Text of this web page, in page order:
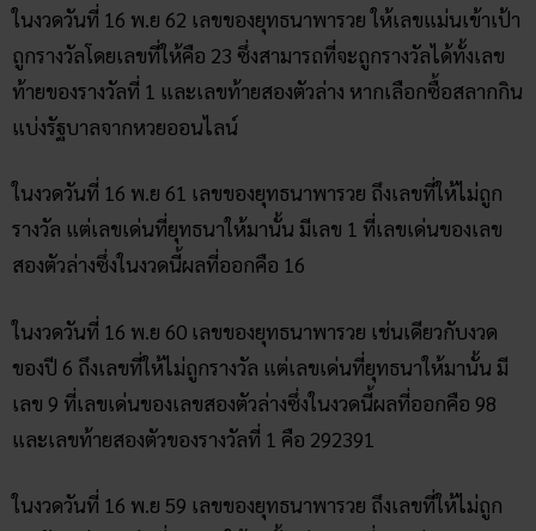
ในงวดวันที่ 16 พ.ย 62 เลขของยุทธนาพารวย ให้เลขแม่นเข้าเป้า
ถูกรางวัลโดยเลขที่ให้คือ 23 ซึ่งสามารถที่จะถูกรางวัลได้ทั้งเลข
แบ่งรัฐบาลจากหวยออนไลน์
ในงวดวันที่ 16 พ.ย 61 เลขของยุทธนาพารวย ถึงเลขที่ให้ไม่ถูก
สองตัวล่างซึ่งในงวดนี้ผลที่ออกคือ 16
ในงวดวันที่ 16 พ.ย 60 เลขของยุทธนาพารวย เช่นเดียวกับงวด
ของปี 6 ถึงเลขที่ให้ไม่ถูกรางวัล แต่เลขเด่นที่ยุทธนาให้มานั้น มี
และเลขท้ายสองตัวของรางวัลที่ 1 คือ 292391